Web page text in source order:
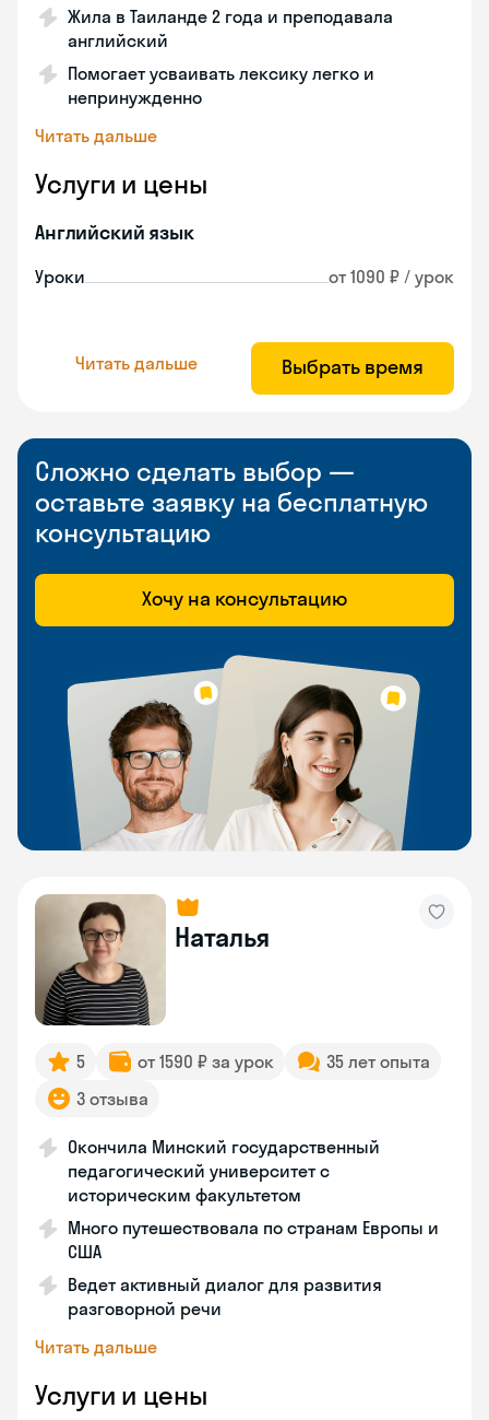
Жила в Таиланде 2 года и преподавала
английский
Помогает усваивать лексику легко и
непринужденно
Читать дальше
Услуги и цены
Английский язык
Уроки от 1090 ₽ / урок
Читать дальше Выбрать время
Сложно сделать выбор —
оставьте заявку на бесплатную
консультацию
Хочу на консультацию
Наталья
5 от 1590 ₽ за урок
35 лет опыта
3 отзыва
Окончила Минский государственный
педагогический университет с
историческим факультетом
Много путешествовала по странам Европы и
США
Ведет активный диалог для развития
разговорной речи
Читать дальше
Услуги и цены